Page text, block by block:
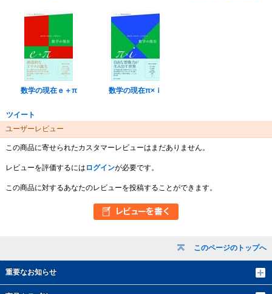
このページのトップへ
重要なお知らせ
数学の現在ｅ＋π 数学の現在π×ｉ
ツイート
ユーザーレビュー
この商品に寄せられたカスタマーレビューはまだありません。
レビューを評価するには ログインが必要です。
この商品に対するあなたのレビューを投稿することができます。